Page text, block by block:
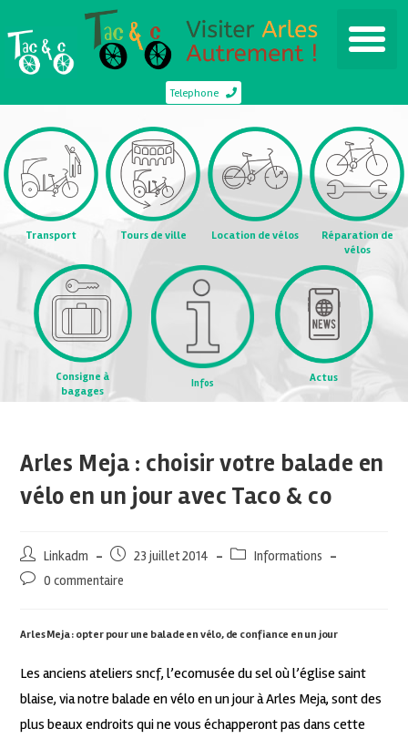
Telephone
Transport Tours de ville Location de vélos
Réparation de
vélos
Consigne à
bagages
Infos Actus
Arles Meja : choisir votre balade en
vélo en un jour avec Taco & co
Linkadm 23 juillet 2014
Informations
0 commentaire
Arles Meja : opter pour une balade en vélo, de confiance en un jour
Les anciens ateliers sncf, l’ecomusée du sel où l’église saint
blaise, via notre balade en vélo en un jour à Arles Meja, sont des
plus beaux endroits qui ne vous échapperont pas dans cette